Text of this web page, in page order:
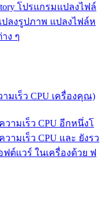
โปรแกรมแปลงไฟล์
ลงรูปภาพ แปลงไฟล์ห
ง ๆ
มเร็ว CPU เครื่องคุณ)
ามเร็ว CPU อีกหนึ่งโ
มเร็ว CPU และ ยังรว
ต์แวร์ ในเครื่องด้วย ฟ